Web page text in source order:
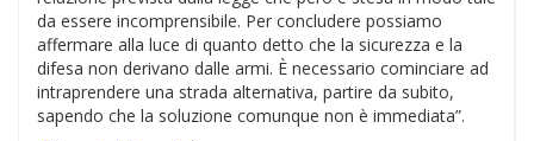
da essere incomprensibile. Per concludere possiamo
affermare alla luce di quanto detto che la sicurezza e la
difesa non derivano dalle armi. È necessario cominciare ad
intraprendere una strada alternativa, partire da subito,
sapendo che la soluzione comunque non è immediata”.